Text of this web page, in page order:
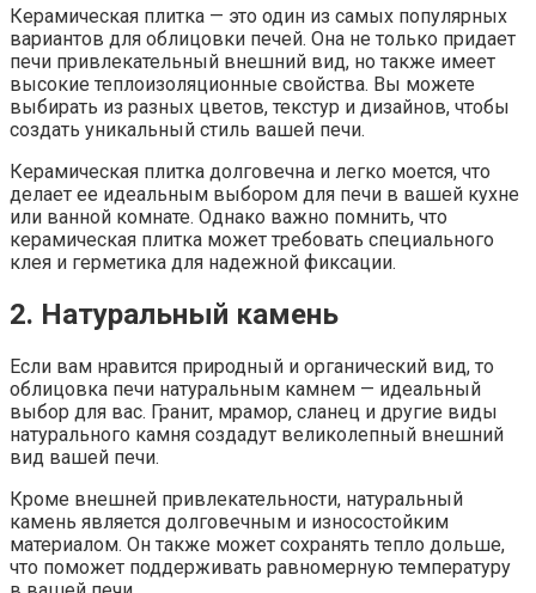
Керамическая плитка — это один из самых популярных
вариантов для облицовки печей. Она не только придает
печи привлекательный внешний вид, но также имеет
высокие теплоизоляционные свойства. Вы можете
выбирать из разных цветов, текстур и дизайнов, чтобы
создать уникальный стиль вашей печи.
Керамическая плитка долговечна и легко моется, что
делает ее идеальным выбором для печи в вашей кухне
или ванной комнате. Однако важно помнить, что
керамическая плитка может требовать специального
клея и герметика для надежной фиксации.
2. Натуральный камень
Если вам нравится природный и органический вид, то
облицовка печи натуральным камнем — идеальный
выбор для вас. Гранит, мрамор, сланец и другие виды
натурального камня создадут великолепный внешний
вид вашей печи.
Кроме внешней привлекательности, натуральный
камень является долговечным и износостойким
материалом. Он также может сохранять тепло дольше,
что поможет поддерживать равномерную температуру